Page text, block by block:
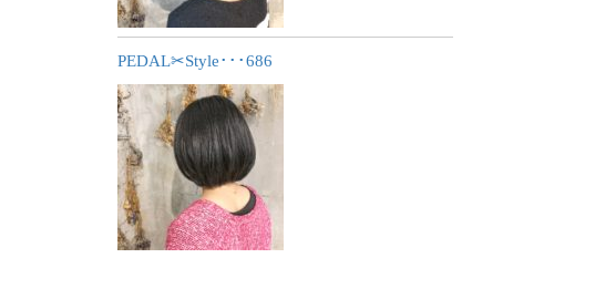
PEDAL✂︎Style･･･686